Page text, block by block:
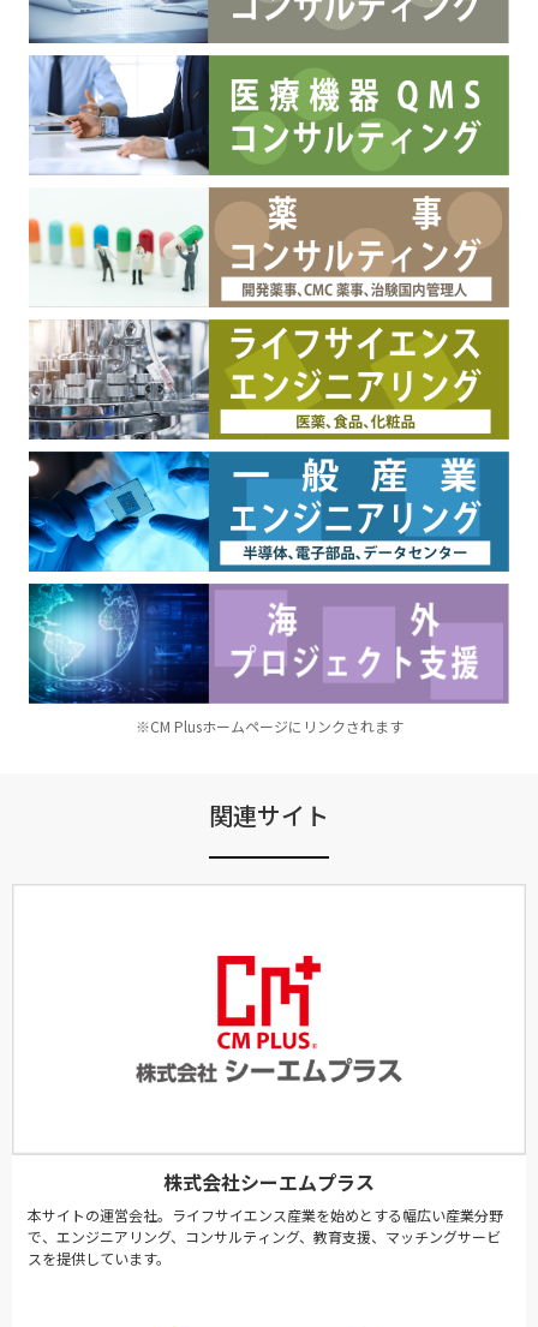
※CM Plusホームページにリンクされます
関連サイト
株式会社シーエムプラス
本サイトの運営会社。ライフサイエンス産業を始めとする幅広い産業分野
で、エンジニアリング、コンサルティング、教育支援、マッチングサービ
スを提供しています。